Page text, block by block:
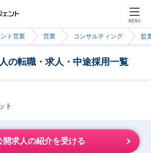
MENU
ト営業 営業 コンサルティング 監
の転職・求人・中途採用一覧
ト
開求人の紹介を受ける